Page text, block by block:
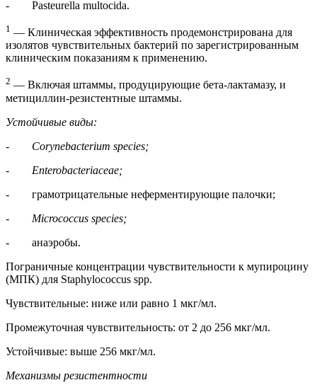
- Pasteurella multocida.
1 — Клиническая эффективность продемонстрирована для
изолятов чувствительных бактерий по зарегистрированным
клиническим показаниям к применению.
2 — Включая штаммы, продуцирующие бета-лактамазу, и
метициллин-резистентные штаммы.
Устойчивые виды:
- Corynebacterium species;
- Enterobacteriaceae;
- грамотрицательные неферментирующие палочки;
- Micrococcus species;
- анаэробы.
Пограничные концентрации чувствительности к мупироцину
(МПК) для Staphylococcus spp.
Чувствительные: ниже или равно 1 мкг/мл.
Промежуточная чувствительность: от 2 до 256 мкг/мл.
Устойчивые: выше 256 мкг/мл.
Механизмы резистентности